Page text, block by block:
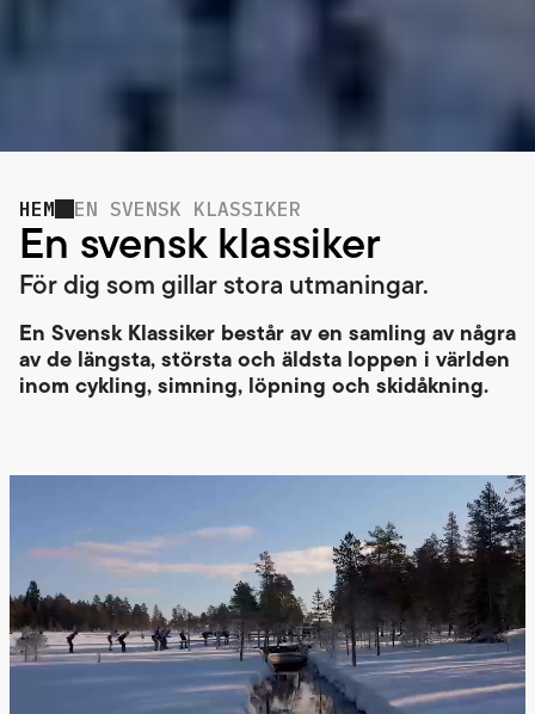
HEM EN SVENSK KLASSIKER
En svensk klassiker
För dig som gillar stora utmaningar.
En Svensk Klassiker består av en samling av några
av de längsta, största och äldsta loppen i världen
inom cykling, simning, löpning och skidåkning.